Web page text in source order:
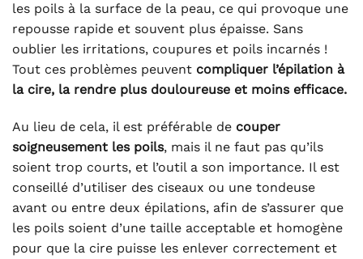
les poils à la surface de la peau, ce qui provoque une
repousse rapide et souvent plus épaisse. Sans
oublier les irritations, coupures et poils incarnés !
Tout ces problèmes peuvent compliquer l’épilation à
la cire, la rendre plus douloureuse et moins efficace.
Au lieu de cela, il est préférable de couper
soigneusement les poils, mais il ne faut pas qu’ils
soient trop courts, et l’outil a son importance. Il est
conseillé d’utiliser des ciseaux ou une tondeuse
avant ou entre deux épilations, afin de s’assurer que
les poils soient d’une taille acceptable et homogène
pour que la cire puisse les enlever correctement et